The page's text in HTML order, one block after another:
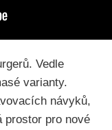
Vedle
varianty.
návyků,
prostor pro nové